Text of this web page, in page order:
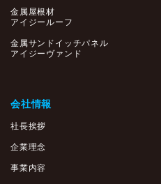
金属屋根材
アイジールーフ
金属サンドイッチパネル
アイジーヴァンド
会社情報
社長挨拶
企業理念
事業内容